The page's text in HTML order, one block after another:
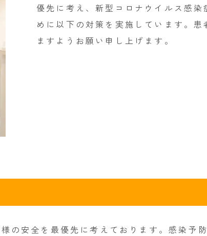
優先に考え、新型コロナウイルス感
めに以下の対策を実施しています。
ますようお願い申し上げます。
の安全を最優先に考えております。感染予